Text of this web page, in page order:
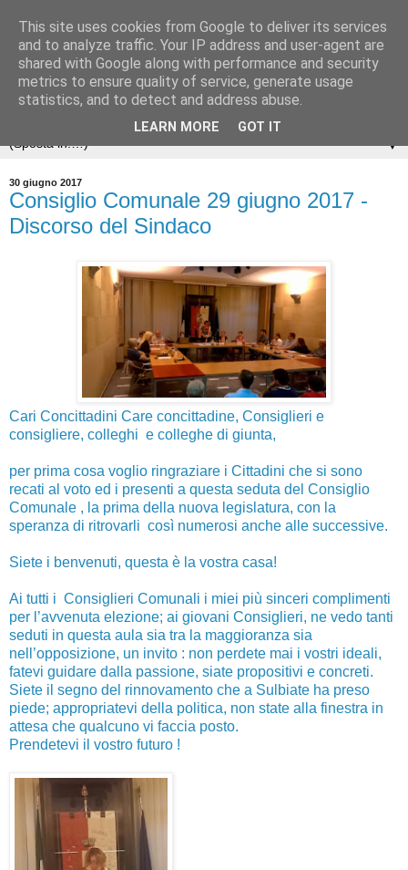
▼
30 giugno 2017
Consiglio Comunale 29 giugno 2017 -
Discorso del Sindaco
Cari Concittadini Care concittadine, Consiglieri e
consigliere, colleghi e colleghe di giunta,
per prima cosa voglio ringraziare i Cittadini che si sono
recati al voto ed i presenti a questa seduta del Consiglio
Comunale , la prima della nuova legislatura, con la
speranza di ritrovarli così numerosi anche alle successive.
Siete i benvenuti, questa è la vostra casa!
Ai tutti i Consiglieri Comunali i miei più sinceri complimenti
per l’avvenuta elezione; ai giovani Consiglieri, ne vedo tanti
seduti in questa aula sia tra la maggioranza sia
nell’opposizione, un invito : non perdete mai i vostri ideali,
fatevi guidare dalla passione, siate propositivi e concreti.
Siete il segno del rinnovamento che a Sulbiate ha preso
piede; appropriatevi della politica, non state alla finestra in
attesa che qualcuno vi faccia posto.
Prendetevi il vostro futuro !
This site uses cookies from Google to deliver its services
and to analyze traffic. Your IP address and user-agent are
shared with Google along with performance and security
metrics to ensure quality of service, generate usage
statistics, and to detect and address abuse.
LEARN MORE GOT IT